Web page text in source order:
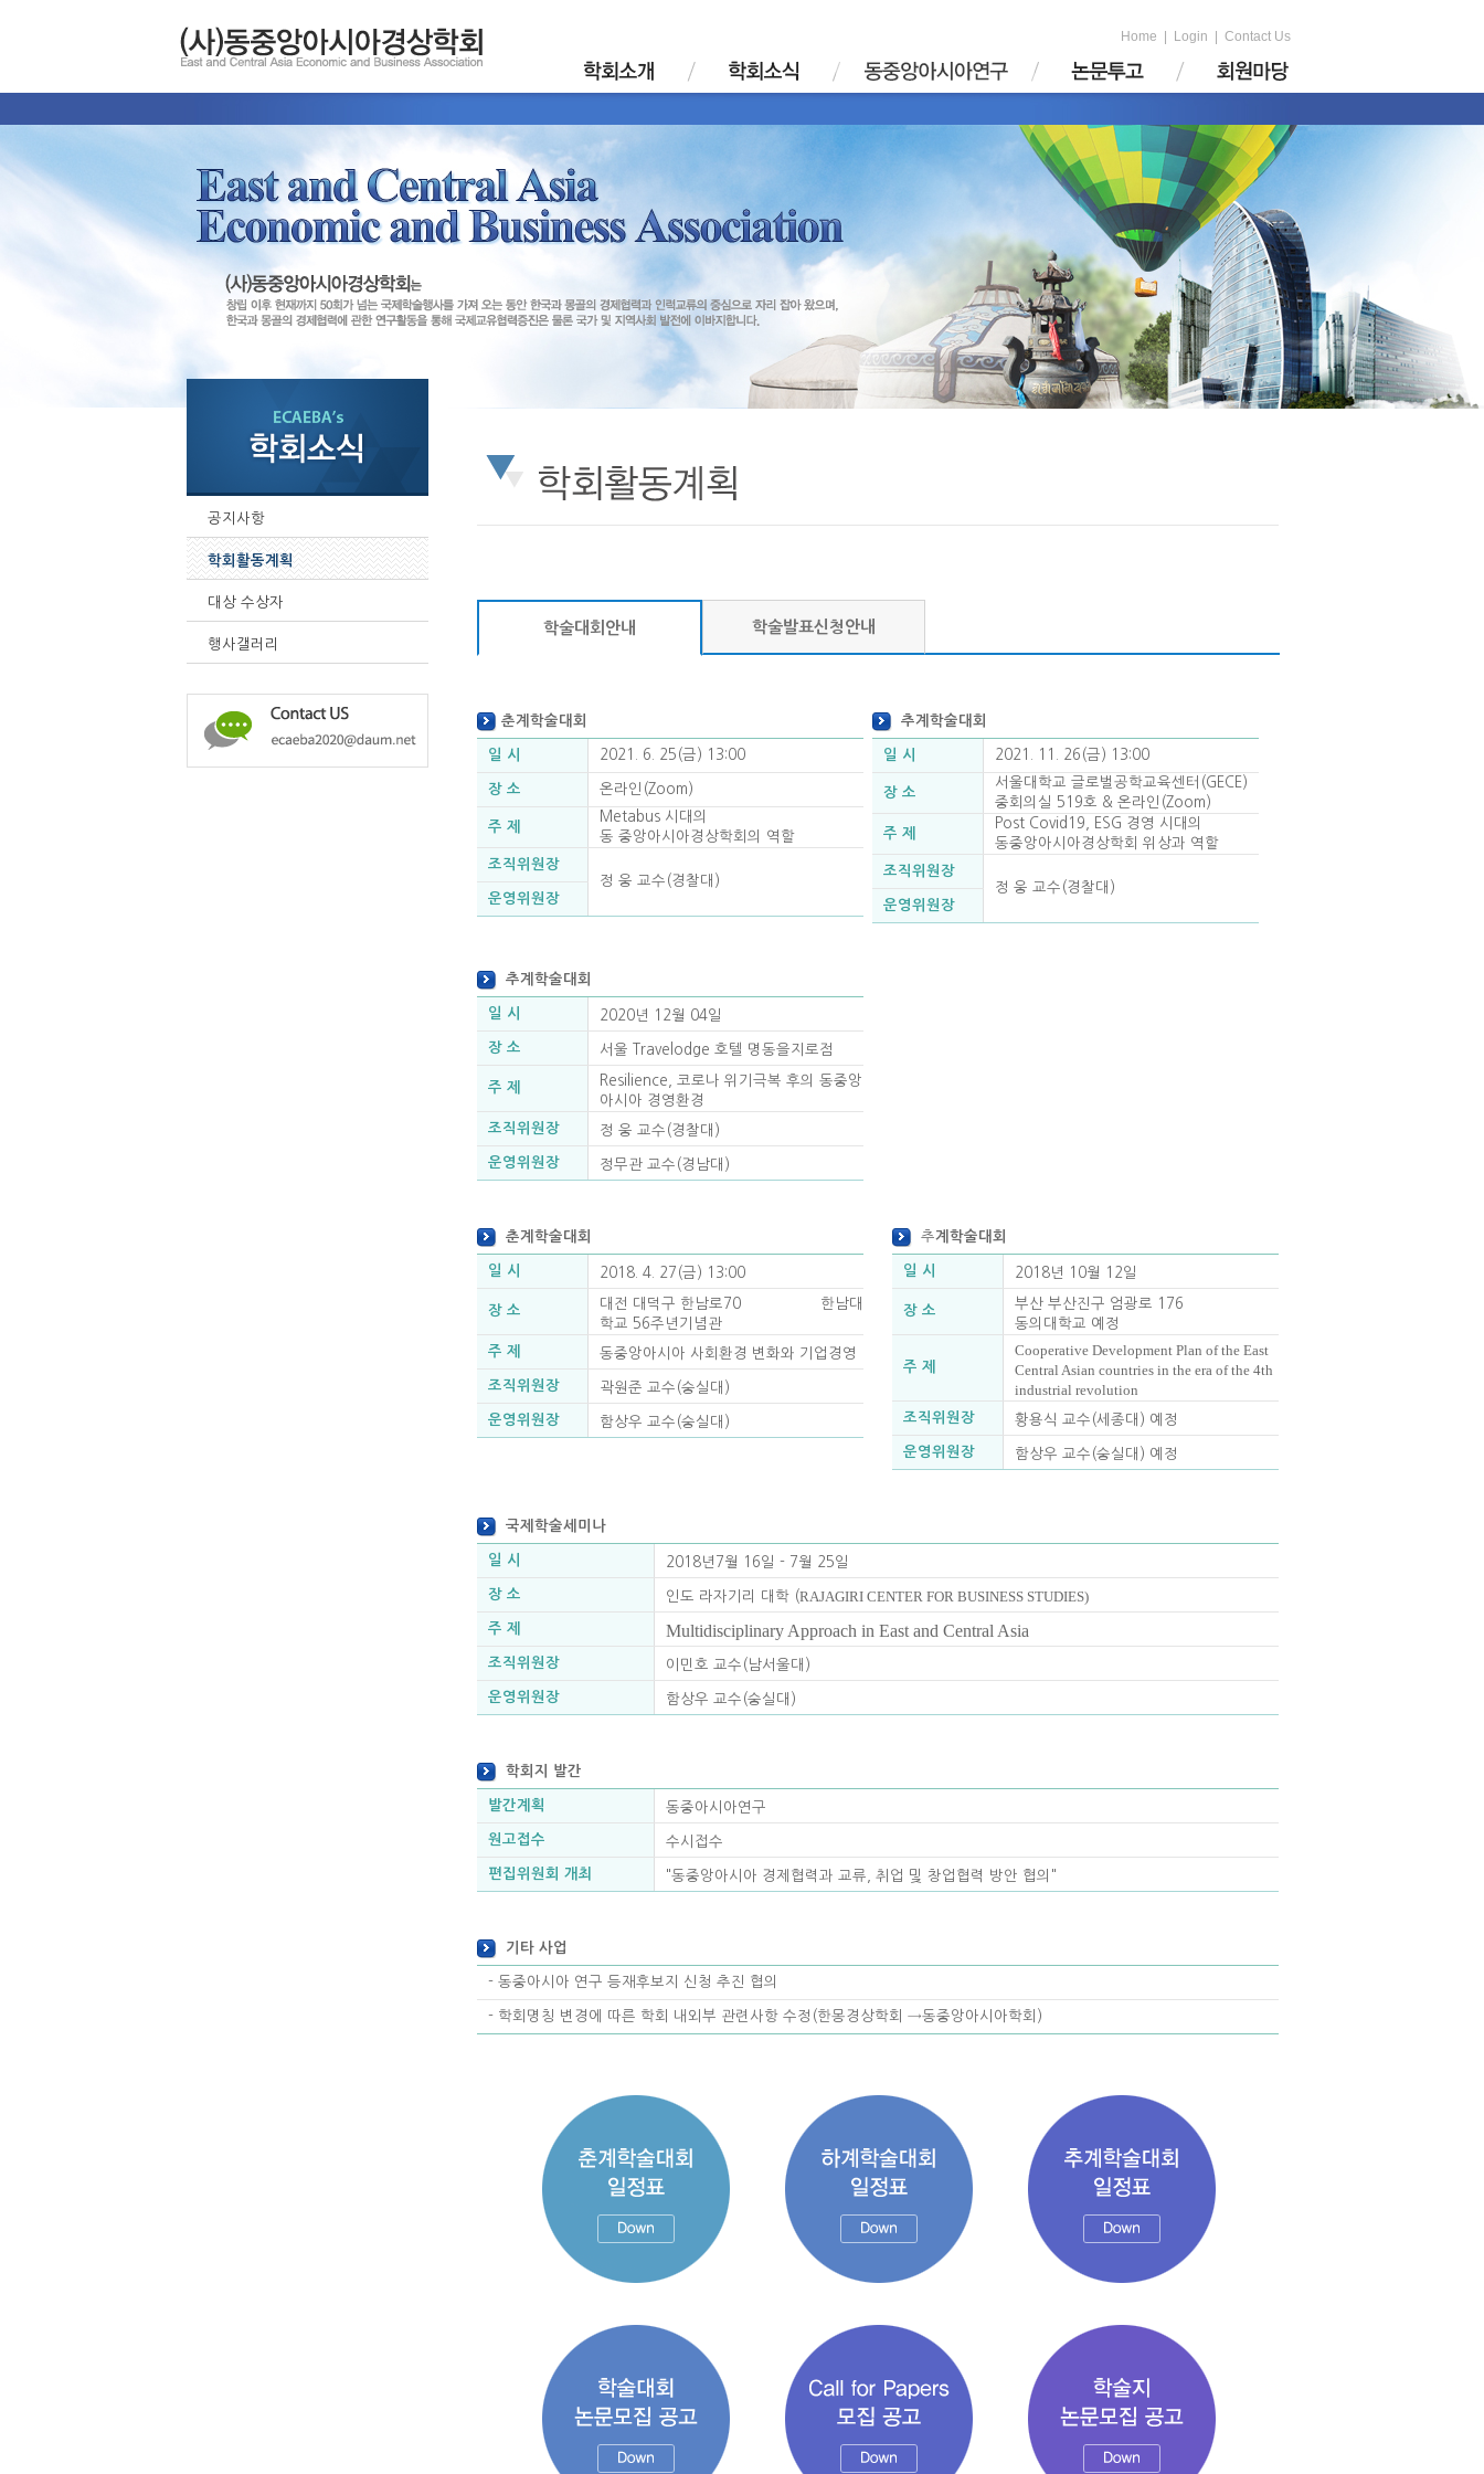
Home Login Contact Us
공지사항
학회활동계획
대상 수상자
행사갤러리
학술대회안내 학술발표신청안내
춘계학술대회
일 시 2021. 6. 25(금) 13:00
장 소 온라인(Zoom)
주 제
Metabus 시대의
동 중앙아시아경상학회의 역할
조직위원장
정 웅 교수(경찰대)
운영위원장
추계학술대회
일 시 2021. 11. 26(금) 13:00
장 소
서울대학교 글로벌공학교육센터(GECE)
중회의실 519호 & 온라인(Zoom)
주 제
Post Covid19, ESG 경영 시대의
동중앙아시아경상학회 위상과 역할
조직위원장
정 웅 교수(경찰대)
운영위원장
추계학술대회
일 시 2020년 12월 04일
장 소 서울 Travelodge 호텔 명동을지로점
주 제
Resilience, 코로나 위기극복 후의 동중앙
아시아 경영환경
조직위원장
정 웅 교수(경찰대)
운영위원장 정무관 교수(경남대)
춘계학술대회
일 시 2018. 4. 27(금) 13:00
장 소
대전 대덕구 한남로70 한남대
학교 56주년기념관
주 제
동중앙아시아 사회환경 변화와 기업경영
조직위원장 곽원준 교수(숭실대)
운영위원장 함상우 교수(숭실대)
추계학술대회
일 시 2018년 10월 12일
장 소
부산 부산진구 엄광로 176
동의대학교 예정
주 제
Cooperative Development Plan of the East
Central Asian countries in the era of the 4th
industrial revolution
조직위원장 황용식 교수(세종대) 예정
운영위원장 함상우 교수(숭실대) 예정
국제학술세미나
일 시 2018년7월 16일 - 7월 25일
장 소 인도 라자기리 대학 (RAJAGIRI CENTER FOR BUSINESS STUDIES)
주 제 Multidisciplinary Approach in East and Central Asia
조직위원장 이민호 교수(남서울대)
운영위원장 함상우 교수(숭실대)
학회지 발간
발간계획 동중아시아연구
원고접수 수시접수
편집위원회 개최 "동중앙아시아 경제협력과 교류, 취업 및 창업협력 방안 협의"
기타 사업
- 동중아시아 연구 등재후보지 신청 추진 협의
- 학회명칭 변경에 따른 학회 내외부 관련사항 수정(한몽경상학회 →동중앙아시아학회)